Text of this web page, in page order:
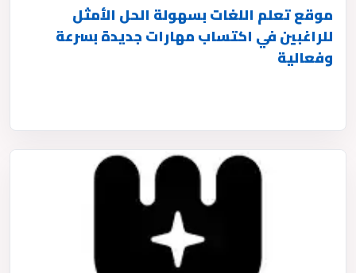
موقع تعلم اللغات بسهولة الحل الأمثل
للراغبين في اكتساب مهارات جديدة بسرعة
وفعالية